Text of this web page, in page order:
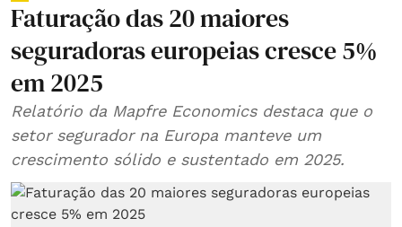
Faturação das 20 maiores
seguradoras europeias cresce 5%
em 2025
Relatório da Mapfre Economics destaca que o
setor segurador na Europa manteve um
crescimento sólido e sustentado em 2025.